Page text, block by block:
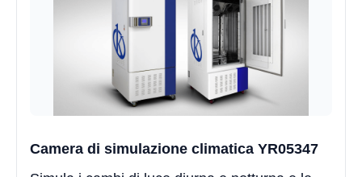
Camera di simulazione climatica YR05347